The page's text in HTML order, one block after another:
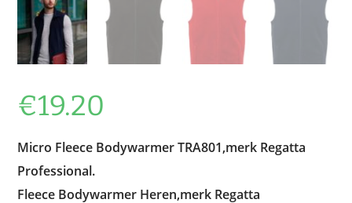
€19.20
Micro Fleece Bodywarmer TRA801,merk Regatta
Professional.
Fleece Bodywarmer Heren,merk Regatta